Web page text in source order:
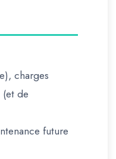
charges
de
future